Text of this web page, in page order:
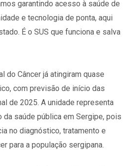
garantindo acesso à saúde de
e tecnologia de ponta, aqui
É o SUS que funciona e salva
do Câncer já atingiram quase
com previsão de início das
de 2025. A unidade representa
da saúde pública em Sergipe, pois
no diagnóstico, tratamento e
para a população sergipana.